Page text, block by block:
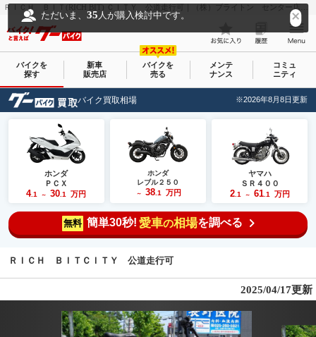
ＲＩＣＨ ＢＩＴ(RICH BIT) ＣＩＴＹ 公道走行可｜（株）ブライトン センター店｜新車・中古バイクなら【グーバイク(GooBike)】
ただいま、35 人が購入検討中です。
バイクを
探す
新車
販売店
バイクを
売る
メンテ
ナンス
コミュ
ニティ
バイク買取相場 ※2026年8月8日更新
ホンダ
ＰＣＸ
4.1 ～ 30 .1 万円
ホンダ
レブル２５０
～ 38.1 万円
ヤマハ
ＳＲ４００
2.1 ～ 61.1 万円
無料 簡単30秒! 愛車の相場を調べる
ＲＩＣＨ ＢＩＴＣＩＴＹ 公道走行可
2025/04/17更新